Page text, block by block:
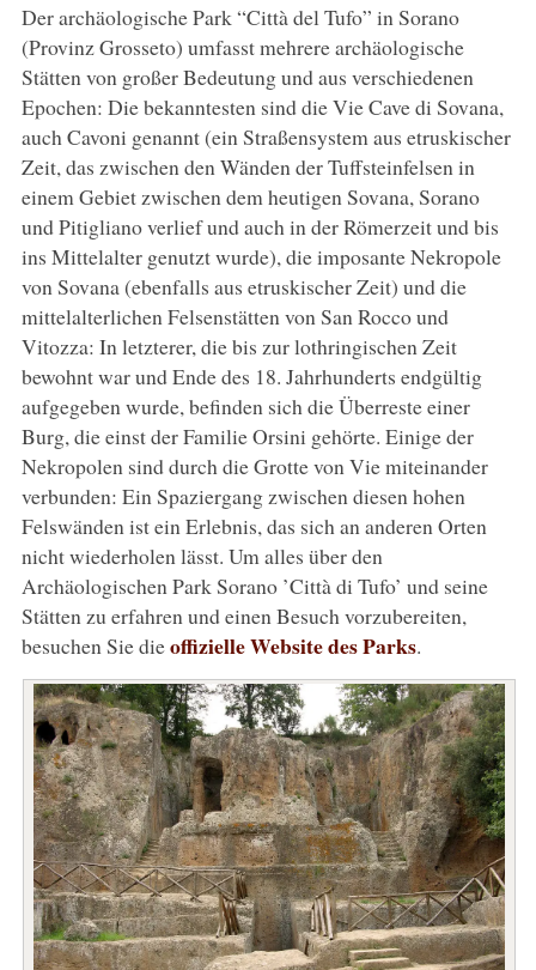
Der archäologische Park “Città del Tufo” in Sorano
(Provinz Grosseto) umfasst mehrere archäologische
Stätten von großer Bedeutung und aus verschiedenen
Epochen: Die bekanntesten sind die Vie Cave di Sovana,
auch Cavoni genannt (ein Straßensystem aus etruskischer
Zeit, das zwischen den Wänden der Tuffsteinfelsen in
einem Gebiet zwischen dem heutigen Sovana, Sorano
und Pitigliano verlief und auch in der Römerzeit und bis
ins Mittelalter genutzt wurde), die imposante Nekropole
von Sovana (ebenfalls aus etruskischer Zeit) und die
mittelalterlichen Felsenstätten von San Rocco und
Vitozza: In letzterer, die bis zur lothringischen Zeit
bewohnt war und Ende des 18. Jahrhunderts endgültig
aufgegeben wurde, befinden sich die Überreste einer
Burg, die einst der Familie Orsini gehörte. Einige der
Nekropolen sind durch die Grotte von Vie miteinander
verbunden: Ein Spaziergang zwischen diesen hohen
Felswänden ist ein Erlebnis, das sich an anderen Orten
nicht wiederholen lässt. Um alles über den
Archäologischen Park Sorano ’Città di Tufo’ und seine
Stätten zu erfahren und einen Besuch vorzubereiten,
besuchen Sie dieoffizielle Website des Parks.